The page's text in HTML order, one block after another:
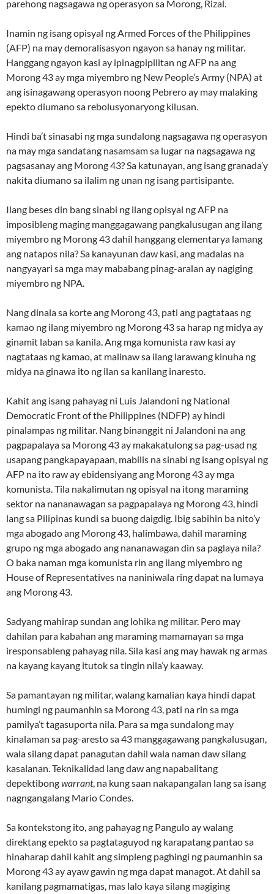
parehong nagsagawa ng operasyon sa Morong, Rizal.
Inamin ng isang opisyal ng Armed Forces of the Philippines
(AFP) na may demoralisasyon ngayon sa hanay ng militar.
Hanggang ngayon kasi ay ipinagpipilitan ng AFP na ang
Morong 43 ay mga miyembro ng New People’s Army (NPA) at
ang isinagawang operasyon noong Pebrero ay may malaking
epekto diumano sa rebolusyonaryong kilusan.
Hindi ba’t sinasabi ng mga sundalong nagsagawa ng operasyon
na may mga sandatang nasamsam sa lugar na nagsagawa ng
pagsasanay ang Morong 43? Sa katunayan, ang isang granada’y
nakita diumano sa ilalim ng unan ng isang partisipante.
Ilang beses din bang sinabi ng ilang opisyal ng AFP na
imposibleng maging manggagawang pangkalusugan ang ilang
miyembro ng Morong 43 dahil hanggang elementarya lamang
ang natapos nila? Sa kanayunan daw kasi, ang madalas na
nangyayari sa mga may mababang pinag-aralan ay nagiging
miyembro ng NPA.
Nang dinala sa korte ang Morong 43, pati ang pagtataas ng
kamao ng ilang miyembro ng Morong 43 sa harap ng midya ay
ginamit laban sa kanila. Ang mga komunista raw kasi ay
nagtataas ng kamao, at malinaw sa ilang larawang kinuha ng
midya na ginawa ito ng ilan sa kanilang inaresto.
Kahit ang isang pahayag ni Luis Jalandoni ng National
Democratic Front of the Philippines (NDFP) ay hindi
pinalampas ng militar. Nang binanggit ni Jalandoni na ang
pagpapalaya sa Morong 43 ay makakatulong sa pag-usad ng
usapang pangkapayapaan, mabilis na sinabi ng isang opisyal ng
AFP na ito raw ay ebidensiyang ang Morong 43 ay mga
komunista. Tila nakalimutan ng opisyal na itong maraming
sektor na nananawagan sa pagpapalaya ng Morong 43, hindi
lang sa Pilipinas kundi sa buong daigdig. Ibig sabihin ba nito’y
mga abogado ang Morong 43, halimbawa, dahil maraming
grupo ng mga abogado ang nananawagan din sa paglaya nila?
O baka naman mga komunista rin ang ilang miyembro ng
House of Representatives na naniniwala ring dapat na lumaya
ang Morong 43.
Sadyang mahirap sundan ang lohika ng militar. Pero may
dahilan para kabahan ang maraming mamamayan sa mga
iresponsableng pahayag nila. Sila kasi ang may hawak ng armas
na kayang kayang itutok sa tingin nila’y kaaway.
Sa pamantayan ng militar, walang kamalian kaya hindi dapat
humingi ng paumanhin sa Morong 43, pati na rin sa mga
pamilya’t tagasuporta nila. Para sa mga sundalong may
kinalaman sa pag-aresto sa 43 manggagawang pangkalusugan,
wala silang dapat panagutan dahil wala naman daw silang
kasalanan. Teknikalidad lang daw ang napabalitang
depektibongwarrant, na kung saan nakapangalan lang sa isang
nagngangalang Mario Condes.
Sa kontekstong ito, ang pahayag ng Pangulo ay walang
direktang epekto sa pagtataguyod ng karapatang pantao sa
hinaharap dahil kahit ang simpleng paghingi ng paumanhin sa
Morong 43 ay ayaw gawin ng mga dapat managot. At dahil sa
kanilang pagmamatigas, mas lalo kaya silang magiging